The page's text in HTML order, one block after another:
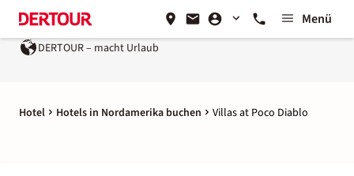
Menü
DERTOUR – macht Urlaub
Hotel Hotels in Nordamerika buchen Villas at Poco Diablo